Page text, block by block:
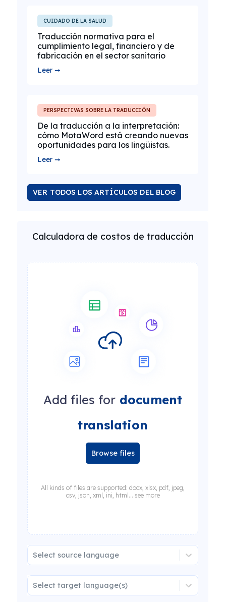
CUIDADO DE LA SALUD
Traducción normativa para el
cumplimiento legal, financiero y de
fabricación en el sector sanitario
Leer ➞
PERSPECTIVAS SOBRE LA TRADUCCIÓN
De la traducción a la interpretación:
cómo MotaWord está creando nuevas
oportunidades para los lingüistas.
Leer ➞
VER TODOS LOS ARTÍCULOS DEL BLOG
Calculadora de costos de traducción
Add files for document
translation
Browse files
All kinds of files are supported: docx, xlsx, pdf, jpeg,
csv, json, xml, ini, html... see more
Select source language
Select target language(s)